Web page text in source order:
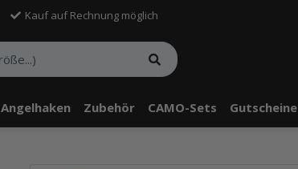
Kauf auf Rechnung möglich
Angelhaken Zubehör CAMO-Sets Gutscheine